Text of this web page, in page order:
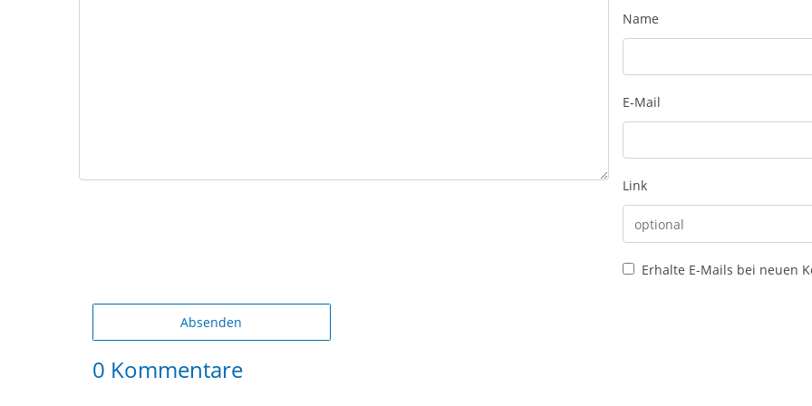
Name
E-Mail
Link
Erhalte E-Mails bei neuen
Absenden
0 Kommentare